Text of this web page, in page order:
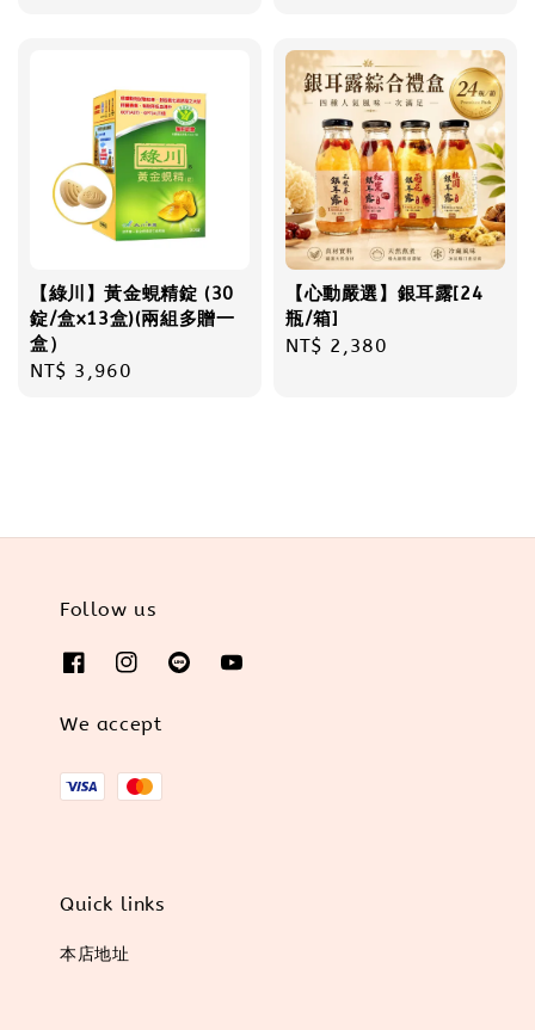
【綠川】黃金蜆精錠 (30
錠/盒x13盒)(兩組多贈一
盒）
Regular
NT$ 3,960
【心動嚴選】銀耳露[24
瓶/箱]
Regular
NT$ 2,380
Follow us
We accept
Quick links
本店地址